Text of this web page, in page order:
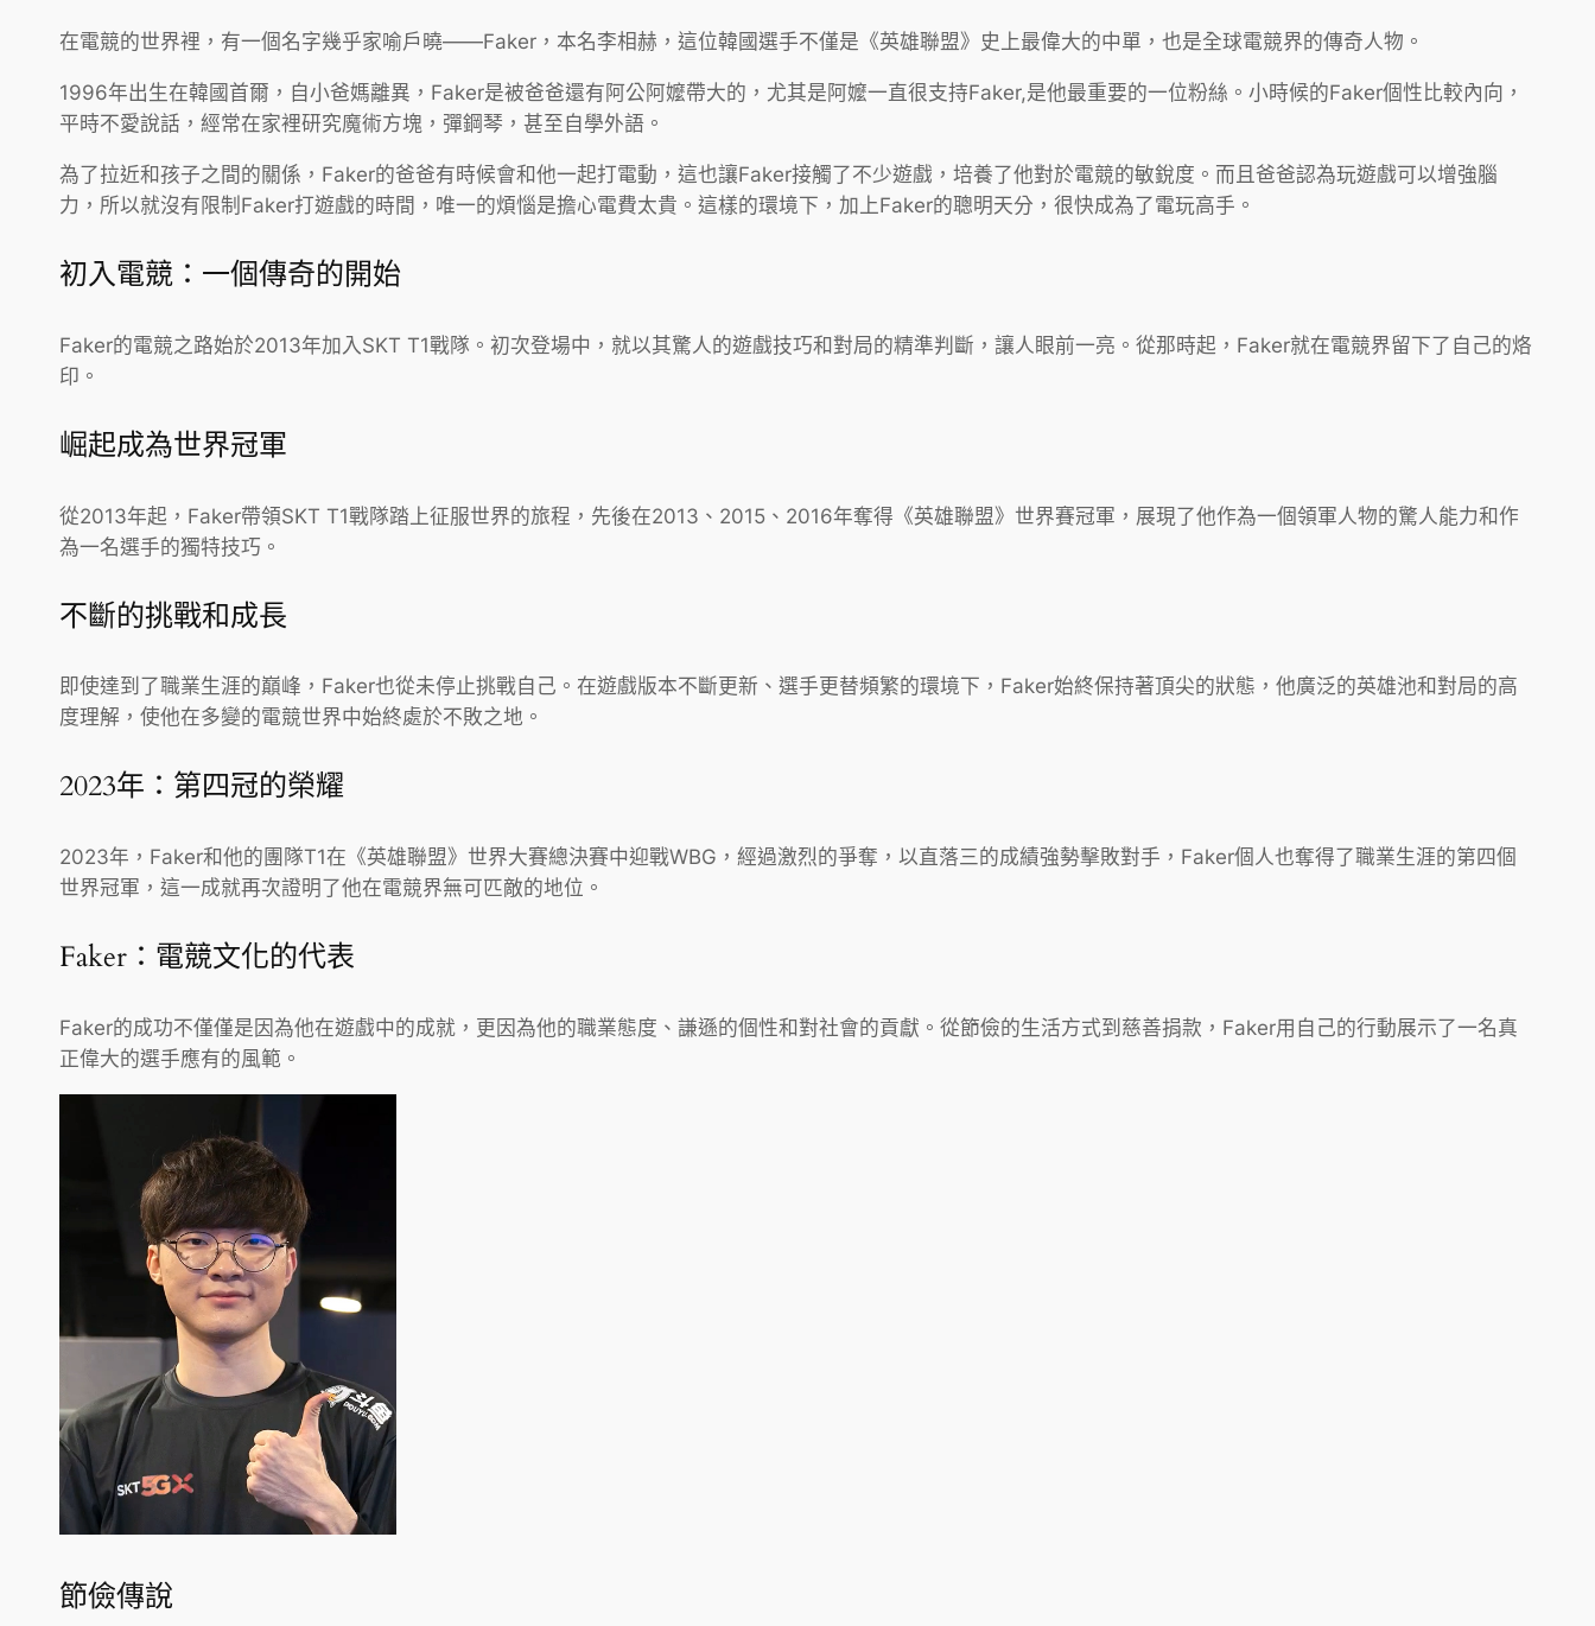
在電競的世界裡，有一個名字幾乎家喻戶曉——Faker，本名李相赫，這位韓國選手不僅是《英雄聯盟》史上最偉大的中單，也是全球電競界的傳奇人物。
1996年出生在韓國首爾，自小爸媽離異，Faker是被爸爸還有阿公阿嬤帶大的，尤其是阿嬤一直很支持Faker,是他最重要的一位粉絲。小時候的Faker個性比較內向，
平時不愛說話，經常在家裡研究魔術方塊，彈鋼琴，甚至自學外語。
為了拉近和孩子之間的關係，Faker的爸爸有時候會和他一起打電動，這也讓Faker接觸了不少遊戲，培養了他對於電競的敏銳度。而且爸爸認為玩遊戲可以增強腦
力，所以就沒有限制Faker打遊戲的時間，唯一的煩惱是擔心電費太貴。這樣的環境下，加上Faker的聰明天分，很快成為了電玩高手。
初入電競：一個傳奇的開始
Faker的電競之路始於2013年加入SKT T1戰隊。初次登場中，就以其驚人的遊戲技巧和對局的精準判斷，讓人眼前一亮。從那時起，Faker就在電競界留下了自己的烙
印。
崛起成為世界冠軍
從2013年起，Faker帶領SKT T1戰隊踏上征服世界的旅程，先後在2013、2015、2016年奪得《英雄聯盟》世界賽冠軍，展現了他作為一個領軍人物的驚人能力和作
為一名選手的獨特技巧。
不斷的挑戰和成長
即使達到了職業生涯的巔峰，Faker也從未停止挑戰自己。在遊戲版本不斷更新、選手更替頻繁的環境下，Faker始終保持著頂尖的狀態，他廣泛的英雄池和對局的高
度理解，使他在多變的電競世界中始終處於不敗之地。
2023年：第四冠的榮耀
2023年，Faker和他的團隊T1在《英雄聯盟》世界大賽總決賽中迎戰WBG，經過激烈的爭奪，以直落三的成績強勢擊敗對手，Faker個人也奪得了職業生涯的第四個
世界冠軍，這一成就再次證明了他在電競界無可匹敵的地位。
Faker：電競文化的代表
Faker的成功不僅僅是因為他在遊戲中的成就，更因為他的職業態度、謙遜的個性和對社會的貢獻。從節儉的生活方式到慈善捐款，Faker用自己的行動展示了一名真
正偉大的選手應有的風範。
節儉傳說